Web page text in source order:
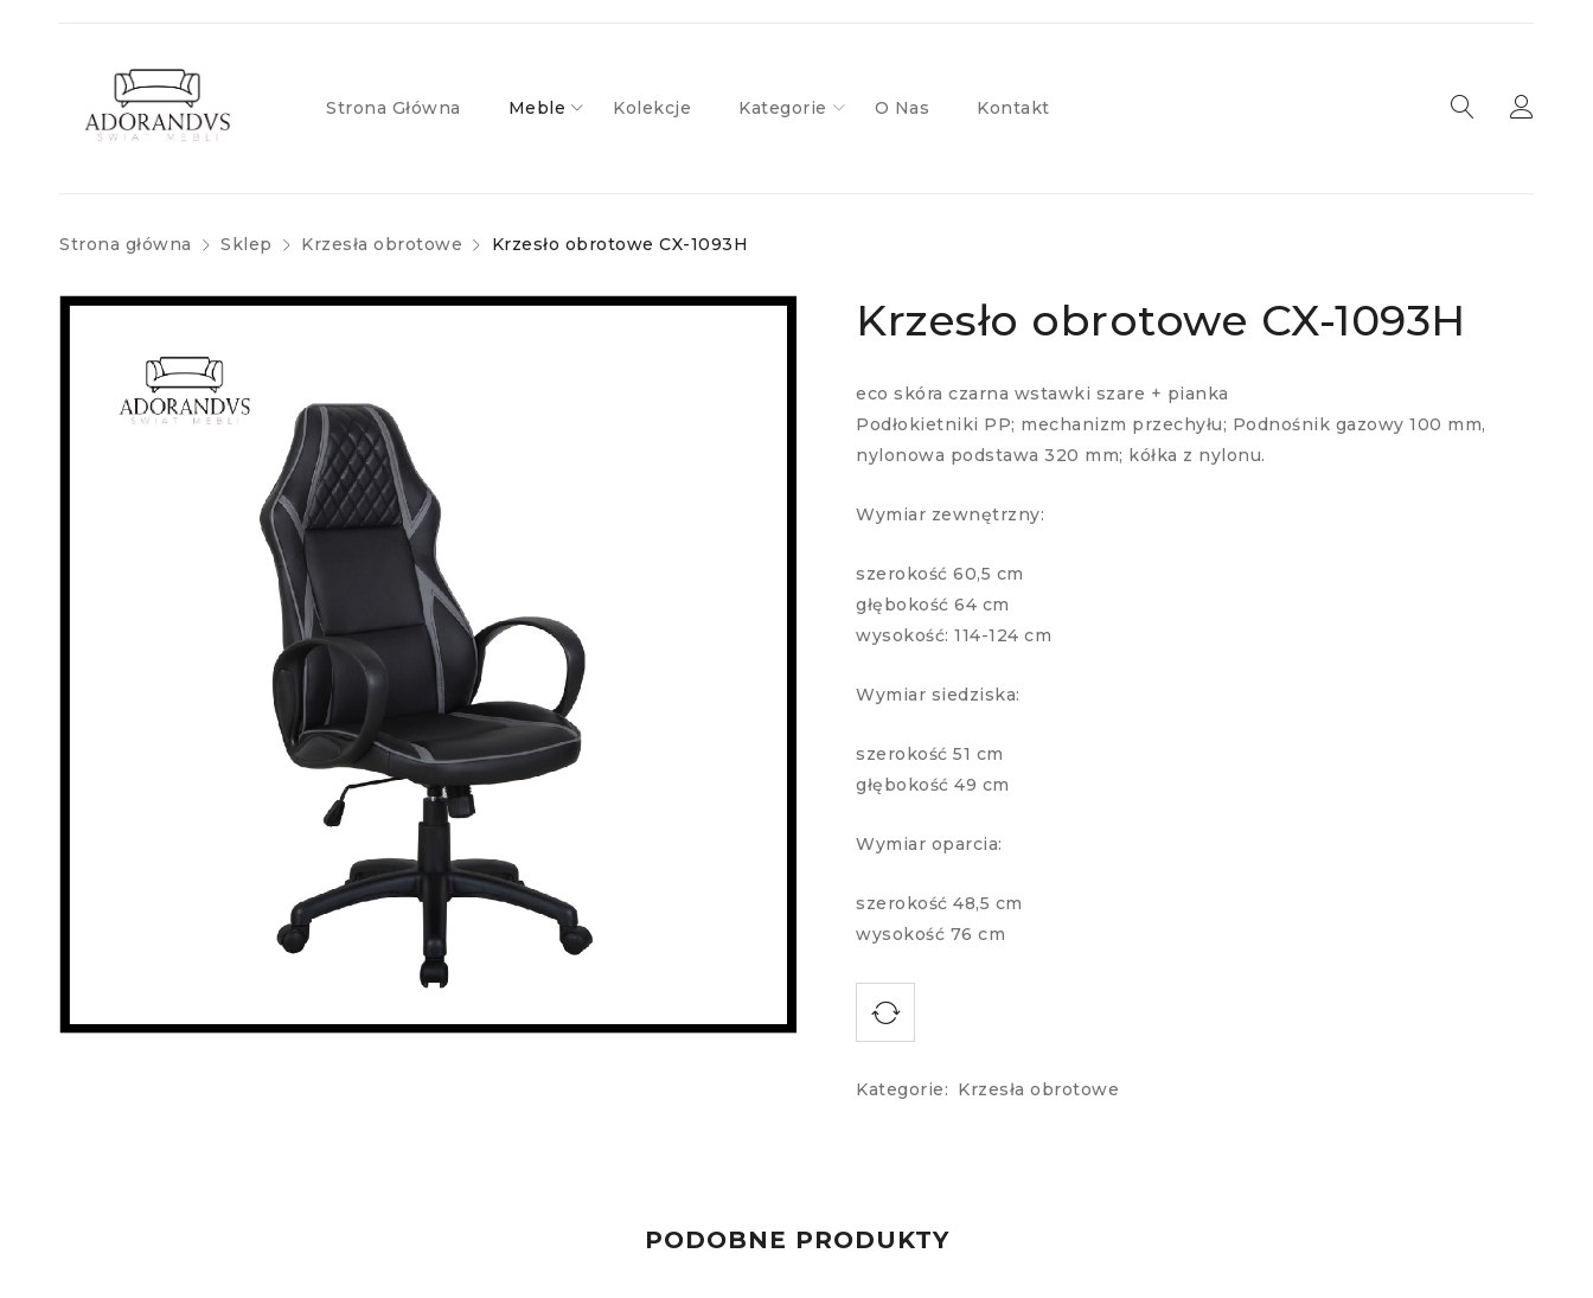
Strona Główna Meble Kolekcje Kategorie O Nas Kontakt
Strona główna Sklep Krzesła obrotowe Krzesło obrotowe CX-1093H
Krzesło obrotowe CX-1093H
eco skóra czarna wstawki szare + pianka
Podłokietniki PP; mechanizm przechyłu; Podnośnik gazowy 100 mm,
nylonowa podstawa 320 mm; kółka z nylonu.
Wymiar zewnętrzny:
szerokość 60,5 cm
głębokość 64 cm
wysokość: 114-124 cm
Wymiar siedziska:
szerokość 51 cm
głębokość 49 cm
Wymiar oparcia:
szerokość 48,5 cm
wysokość 76 cm
Kategorie: Krzesła obrotowe
PODOBNE PRODUKTY